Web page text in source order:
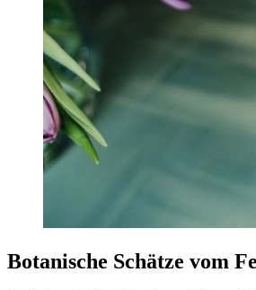
Botanische Schätze vom